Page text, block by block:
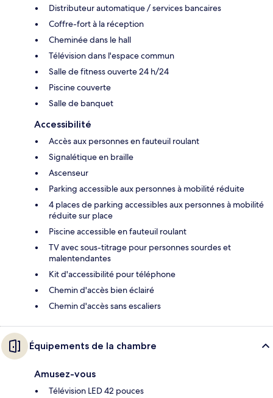
Distributeur automatique / services bancaires
Coffre-fort à la réception
Cheminée dans le hall
Télévision dans l'espace commun
Salle de fitness ouverte 24 h/24
Piscine couverte
Salle de banquet
Accessibilité
Accès aux personnes en fauteuil roulant
Signalétique en braille
Ascenseur
Parking accessible aux personnes à mobilité réduite
4 places de parking accessibles aux personnes à mobilité
réduite sur place
Piscine accessible en fauteuil roulant
TV avec sous-titrage pour personnes sourdes et
malentendantes
Kit d'accessibilité pour téléphone
Chemin d'accès bien éclairé
Chemin d'accès sans escaliers
Équipements de la chambre
Amusez-vous
Télévision LED 42 pouces